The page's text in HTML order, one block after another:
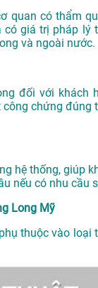
quan có thẩm
giá trị pháp lý
và ngoài nước.
đối với
chứng
hệ thống, giúp
nếu có nhu cầu
Long Mỹ
thuộc vào